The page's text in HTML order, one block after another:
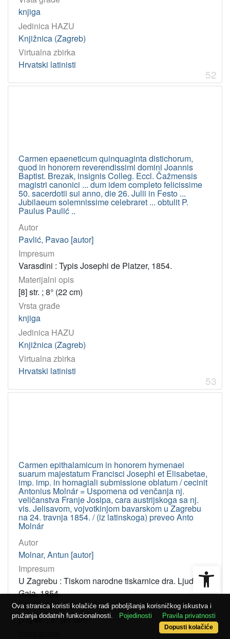
knjiga
Jedinica HAZU
Knjižnica (Zagreb)
Virtualna zbirka
Hrvatski latinisti
52
Carmen epaeneticum quinquaginta distichorum,
quod in honorem reverendissimi domini Joannis
Baptist. Brezak, insignis Colleg. Eccl. Čažmensis
magistri canonici ... dum idem completo felicissime
50. sacerdotii sui anno, die 26. Julii in Festo ...
Jubilaeum solemnissime celebraret ... obtulit P.
Paulus Paulić ..
Autor
Pavlić, Pavao [autor]
Impresum
Varasdini : Typis Josephi de Platzer, 1854.
Materijalni opis
[8] str. ; 8° (22 cm)
Vrsta građe
knjiga
Jedinica HAZU
Knjižnica (Zagreb)
Virtualna zbirka
Hrvatski latinisti
53
Carmen epithalamicum in honorem hymenaei
suarum majestatum Francisci Josephi et Elisabetae,
imp. imp. in homagiali submissione oblatum / cecinit
Antonius Molnár = Uspomena od venčanja nj.
veličanstva Franje Josipa, cara austrijskoga sa nj.
vis. Jelisavom, vojvotkinjom bavarskom u Zagrebu
na 24. travnja 1854. / (iz latinskoga) preveo Anto
Molnár
Autor
Molnar, Antun [autor]
Impresum
U Zagrebu : Tiskom narodne tiskarnice dra. Ljud.
Gaja, 1854.
Materijalni opis
[13] str. ; 8° (27 cm)
Ova stranica koristi kolačiće radi poboljšanja korisničkog iskustva i
pružanja dodatnih funkcionalnosti.
Pojedinosti Pravila privatnosti
Dopusti kolačiće